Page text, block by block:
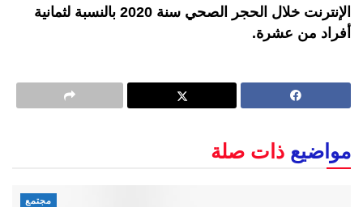
الإنترنت خلال الحجر الصحي سنة 2020 بالنسبة لثمانية
أفراد من عشرة.
مواضيع ذات صلة
مجتمع